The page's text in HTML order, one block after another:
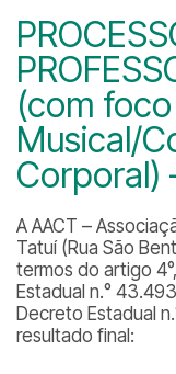
(com
Musical/
Corporal)
A AACT –
Tatuí (Rua São
termos do artigo 4°,
Estadual n.°
Decreto Estadual
resultado final: